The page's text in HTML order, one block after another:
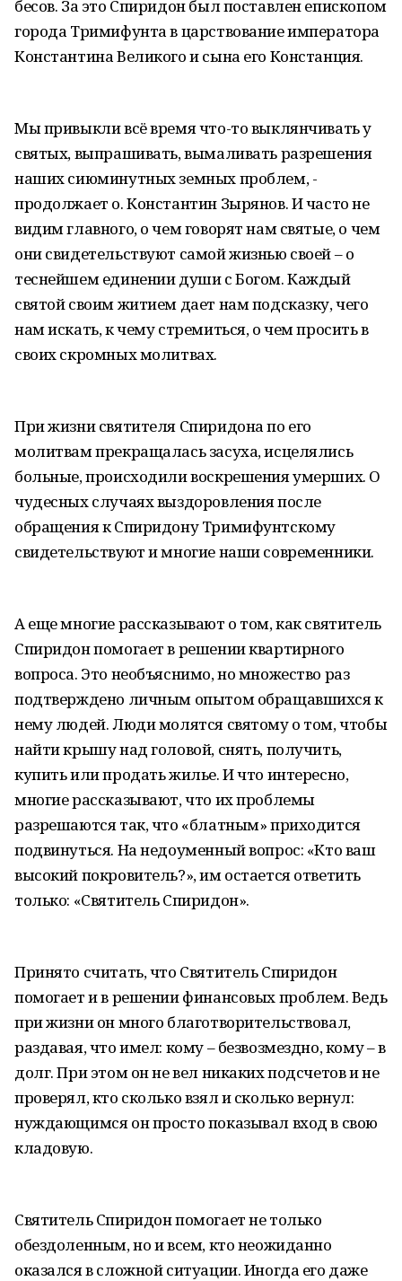
бесов. За это Спиридон был поставлен епископом
города Тримифунта в царствование императора
Константина Великого и сына его Констанция.
Мы привыкли всё время что-то выклянчивать у
святых, выпрашивать, вымаливать разрешения
наших сиюминутных земных проблем, -
продолжает о. Константин Зырянов. И часто не
видим главного, о чем говорят нам святые, о чем
они свидетельствуют самой жизнью своей – о
теснейшем единении души с Богом. Каждый
святой своим житием дает нам подсказку, чего
нам искать, к чему стремиться, о чем просить в
своих скромных молитвах.
При жизни святителя Спиридона по его
молитвам прекращалась засуха, исцелялись
больные, происходили воскрешения умерших. О
чудесных случаях выздоровления после
обращения к Спиридону Тримифунтскому
свидетельствуют и многие наши современники.
А еще многие рассказывают о том, как святитель
Спиридон помогает в решении квартирного
вопроса. Это необъяснимо, но множество раз
подтверждено личным опытом обращавшихся к
нему людей. Люди молятся святому о том, чтобы
найти крышу над головой, снять, получить,
купить или продать жилье. И что интересно,
многие рассказывают, что их проблемы
разрешаются так, что «блатным» приходится
подвинуться. На недоуменный вопрос: «Кто ваш
высокий покровитель?», им остается ответить
только: «Святитель Спиридон».
Принято считать, что Святитель Спиридон
помогает и в решении финансовых проблем. Ведь
при жизни он много благотворительствовал,
раздавая, что имел: кому – безвозмездно, кому – в
долг. При этом он не вел никаких подсчетов и не
проверял, кто сколько взял и сколько вернул:
нуждающимся он просто показывал вход в свою
кладовую.
Святитель Спиридон помогает не только
обездоленным, но и всем, кто неожиданно
оказался в сложной ситуации. Иногда его даже